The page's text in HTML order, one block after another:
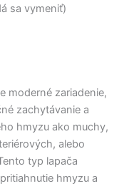
sa vymeniť)
moderné zariadenie,
zachytávanie a
hmyzu ako muchy,
alebo
typ lapača
hmyzu a